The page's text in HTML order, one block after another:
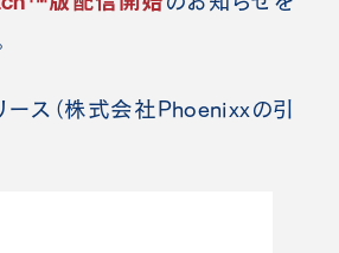
ース（株式会社Phoenixx の引